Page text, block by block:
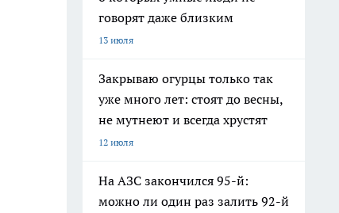
говорят даже близким
13 июля
Закрываю огурцы только так
уже много лет: стоят до весны,
не мутнеют и всегда хрустят
12 июля
На АЗС закончился 95-й:
можно ли один раз залить 92-й